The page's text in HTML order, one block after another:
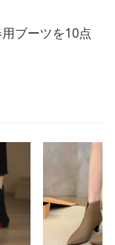
ブーツを10点